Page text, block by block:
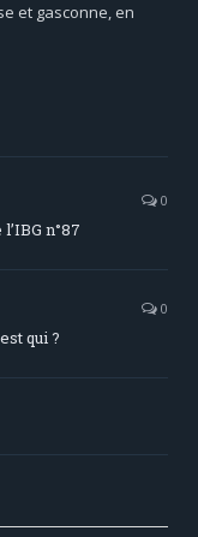
et gasconne, en
0
n°87
0
qui ?